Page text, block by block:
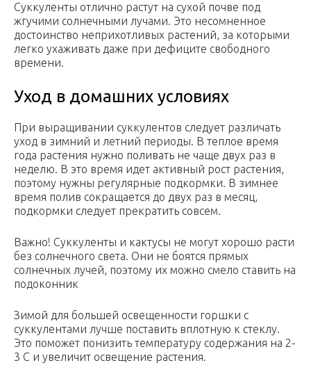
Суккуленты отлично растут на сухой почве под
жгучими солнечными лучами. Это несомненное
достоинство неприхотливых растений, за которыми
легко ухаживать даже при дефиците свободного
времени.
Уход в домашних условиях
При выращивании суккулентов следует различать
уход в зимний и летний периоды. В теплое время
года растения нужно поливать не чаще двух раз в
неделю. В это время идет активный рост растения,
поэтому нужны регулярные подкормки. В зимнее
время полив сокращается до двух раз в месяц,
подкормки следует прекратить совсем.
Важно! Суккуленты и кактусы не могут хорошо расти
без солнечного света. Они не боятся прямых
солнечных лучей, поэтому их можно смело ставить на
подоконник
Зимой для большей освещенности горшки с
суккулентами лучше поставить вплотную к стеклу.
Это поможет понизить температуру содержания на 2-
3 С и увеличит освещение растения.